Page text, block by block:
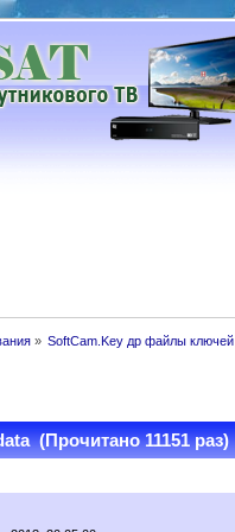
» SoftCam.Key др файлы ключей
(Прочитано 11151 раз)